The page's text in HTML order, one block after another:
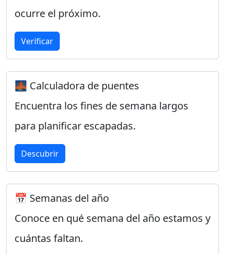
ocurre el próximo.
Verificar
🌉 Calculadora de puentes
Encuentra los fines de semana largos
para planificar escapadas.
Descubrir
📅 Semanas del año
Conoce en qué semana del año estamos y
cuántas faltan.